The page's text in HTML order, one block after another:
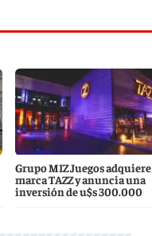
Grupo MIZ Juegos
marca TAZZ y anuncia una
inversión de u$s 300.000